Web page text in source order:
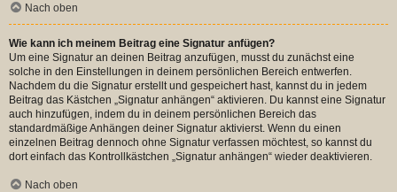
Nach oben
Wie kann ich meinem Beitrag eine Signatur anfügen?
Um eine Signatur an deinen Beitrag anzufügen, musst du zunächst eine
solche in den Einstellungen in deinem persönlichen Bereich entwerfen.
Nachdem du die Signatur erstellt und gespeichert hast, kannst du in jedem
Beitrag das Kästchen „Signatur anhängen“ aktivieren. Du kannst eine Signatur
auch hinzufügen, indem du in deinem persönlichen Bereich das
standardmäßige Anhängen deiner Signatur aktivierst. Wenn du einen
einzelnen Beitrag dennoch ohne Signatur verfassen möchtest, so kannst du
dort einfach das Kontrollkästchen „Signatur anhängen“ wieder deaktivieren.
Nach oben